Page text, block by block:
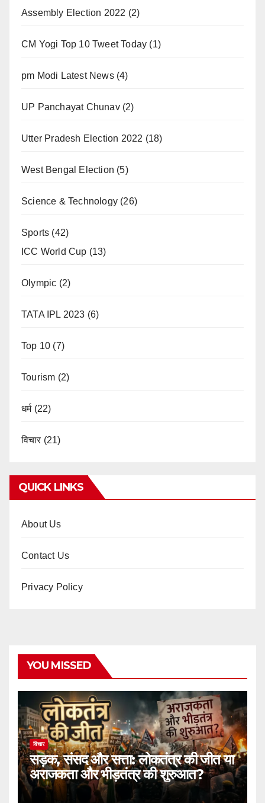
Assembly Election 2022 (2)
CM Yogi Top 10 Tweet Today (1)
pm Modi Latest News(4)
UP Panchayat Chunav(2)
Utter Pradesh Election 2022 (18)
West Bengal Election (5)
Science & Technology (26)
Sports (42)
ICC World Cup (13)
Olympic (2)
TATA IPL 2023 (6)
Top 10 (7)
Tourism (2)
धर्म(22)
विचार (21)
QUICK LINKS
About Us
Contact Us
Privacy Policy
YOU MISSED
विचार
सड़क, संसद और सत्ता: लोकतंत्र की जीत या
अराजकता और भीड़तंत्र की शुरुआत?